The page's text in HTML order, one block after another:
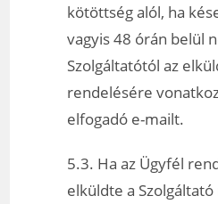
kötöttség alól, ha
vagyis 48 órán belül
Szolgáltatótól az
rendelésére
elfogadó e-mailt.
5.3. Ha az Ügyfél
elküldte a